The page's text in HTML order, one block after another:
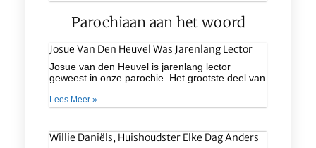
Parochiaan aan het woord
Josue Van Den Heuvel Was Jarenlang Lector
Josue van den Heuvel is jarenlang lector
geweest in onze parochie. Het grootste deel van
Lees Meer »
Willie Daniëls, Huishoudster Elke Dag Anders